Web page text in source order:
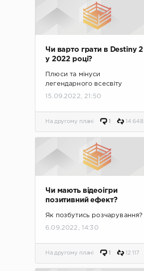
Чи варто грати в Destiny 2
у 2022 році?
Плюси та мінуси
легендарного всесвіту
15.09.2022, 21:50
На другому плані 1 14 648
Чи мають відеоігри
позитивний ефект?
Як позбутись розчарування?
6.09.2022, 14:30
На другому плані 1 12 117